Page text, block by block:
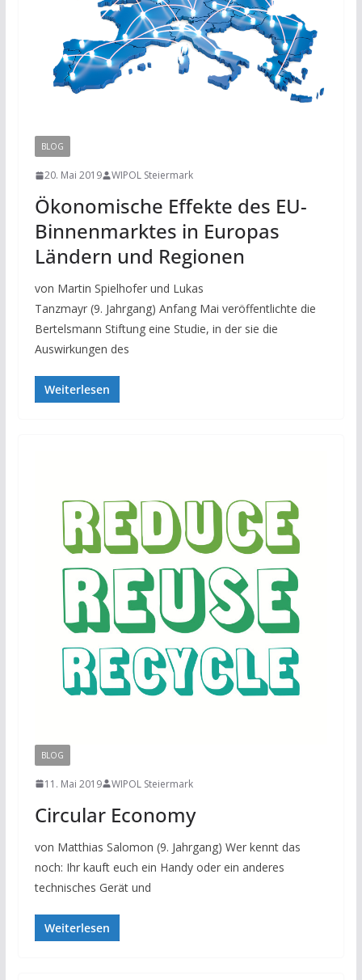
BLOG
20. Mai 2019 WIPOL Steiermark
Ökonomische Effekte des EU-
Binnenmarktes in Europas
Ländern und Regionen
von Martin Spielhofer und Lukas
Tanzmayr (9. Jahrgang) Anfang Mai veröffentlichte die
Bertelsmann Stiftung eine Studie, in der sie die
Auswirkungen des
Weiterlesen
BLOG
11. Mai 2019 WIPOL Steiermark
Circular Economy
von Matthias Salomon (9. Jahrgang) Wer kennt das
noch: Ihr kauft euch ein Handy oder ein anderes
technisches Gerät und
Weiterlesen